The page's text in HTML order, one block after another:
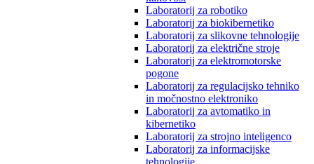
Laboratorij za robotiko
Laboratorij za biokibernetiko
Laboratorij za slikovne tehnologije
Laboratorij za električne stroje
Laboratorij za elektromotorske
pogone
Laboratorij za regulacijsko tehniko
in močnostno elektroniko
Laboratorij za avtomatiko in
kibernetiko
Laboratorij za strojno inteligenco
Laboratorij za informacijske
tehnologije